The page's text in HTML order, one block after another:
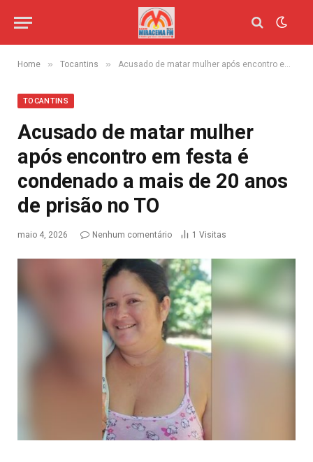
Home » Tocantins » Acusado de matar mulher após encontro em festa é condenado a mais de 20 anos de prisão no TO
TOCANTINS
Acusado de matar mulher
após encontro em festa é
condenado a mais de 20 anos
de prisão no TO
maio 4, 2026 Nenhum comentário 1 Visitas